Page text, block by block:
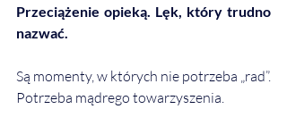
Przeciążenie opieką. Lęk, który trudno
nazwać.
Są momenty, w których nie potrzeba „rad”.
Potrzeba mądrego towarzyszenia.